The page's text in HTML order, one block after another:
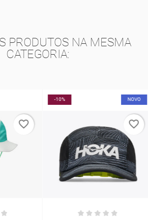
PRODUTOS NA MESMA
CATEGORIA:
favorite_border
-10% NOVO
favorite_border